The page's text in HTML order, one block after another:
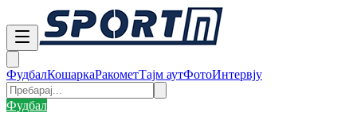
ФудбалКошаркаРакометТајм аутФотоИнтервју
Фудбал